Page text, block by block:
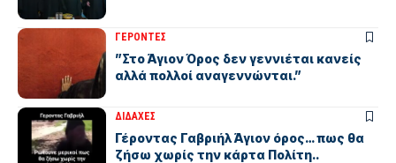
ΓΕΡΟΝΤΕΣ
”Στο Άγιον Όρος δεν γεννιέται κανείς
αλλά πολλοί αναγεννώνται.”
ΔΙΔΑΧΕΣ
Γέροντας Γαβριήλ Άγιον όρος… πως θα
ζήσω χωρίς την κάρτα Πολίτη..